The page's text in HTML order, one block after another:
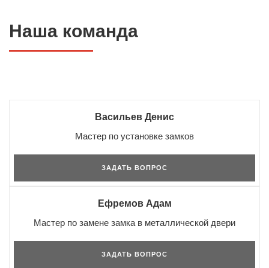
Наша команда
Васильев Денис
Мастер по установке замков
ЗАДАТЬ ВОПРОС
Ефремов Адам
Мастер по замене замка в металлической двери
ЗАДАТЬ ВОПРОС